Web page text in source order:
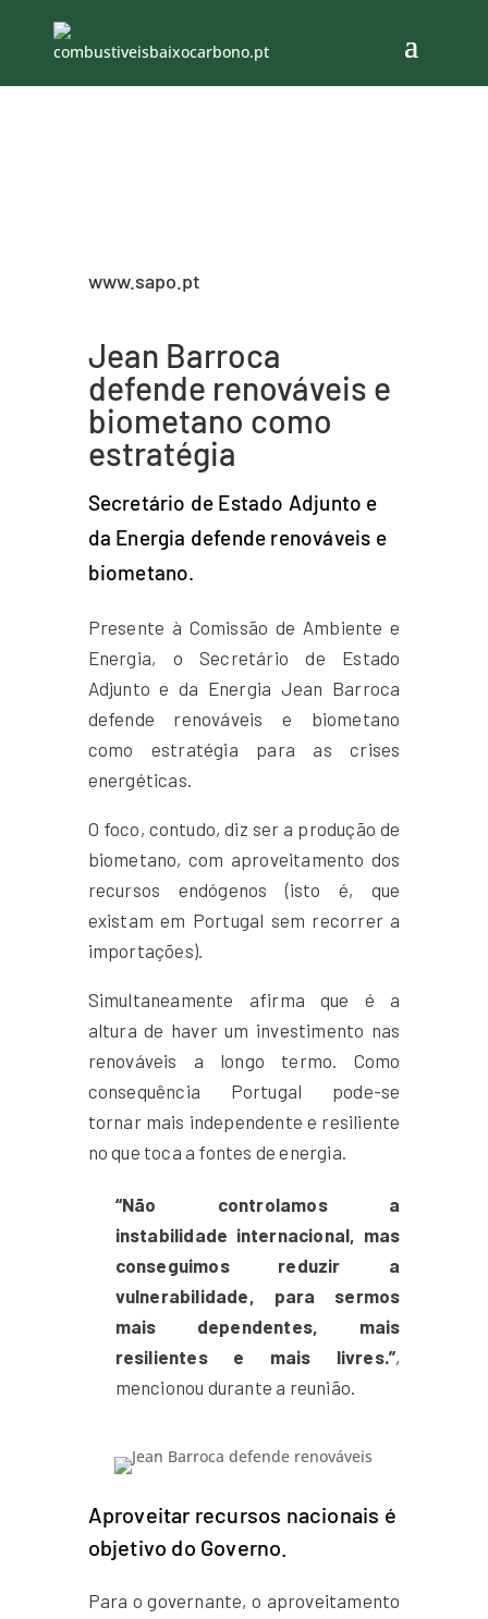
www.sapo.pt
Jean Barroca
defende renováveis e
biometano como
estratégia
Secretário de Estado Adjunto e
da Energia defende renováveis e
biometano.
Presente à Comissão de Ambiente e
Energia, o Secretário de Estado
Adjunto e da Energia Jean Barroca
defende renováveis e biometano
como estratégia para as crises
energéticas.
O foco, contudo, diz ser a produção de
biometano, com aproveitamento dos
recursos endógenos (isto é, que
existam em Portugal sem recorrer a
importações).
Simultaneamente afirma que é a
altura de haver um investimento nas
renováveis a longo termo. Como
consequência Portugal pode-se
tornar mais independente e resiliente
no que toca a fontes de energia.
“Não controlamos a
instabilidade internacional, mas
conseguimos reduzir a
vulnerabilidade, para sermos
mais dependentes, mais
resilientes e mais livres.”,
mencionou durante a reunião.
Aproveitar recursos nacionais é
objetivo do Governo.
Para o governante, o aproveitamento